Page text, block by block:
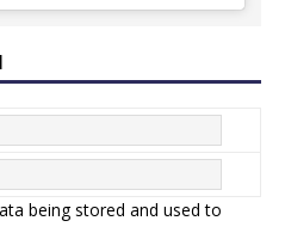
being stored and used to